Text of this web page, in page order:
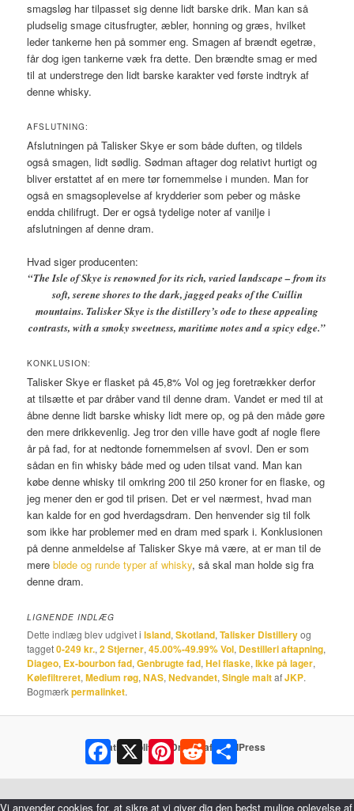
smagsløg har tilpasset sig denne lidt barske drik. Man kan så
pludselig smage citusfrugter, æbler, honning og græs, hvilket
leder tankerne hen på sommer eng. Smagen af brændt egetræ,
får dog igen tankerne væk fra dette. Den brændte smag er med
til at understrege den lidt barske karakter ved første indtryk af
denne whisky.
AFSLUTNING:
Afslutningen på Talisker Skye er som både duften, og tildels
også smagen, lidt sødlig. Sødman aftager dog relativt hurtigt og
bliver erstattet af en mere tør fornemmelse i munden. Man for
også en smagsoplevelse af krydderier som peber og måske
endda chilifrugt. Der er også tydelige noter af vanilje i
afslutningen af denne dram.
Hvad siger producenten:
“The Isle of Skye is renowned for its rich, varied landscape – from its
soft, serene shores to the dark, jagged peaks of the Cuillin
mountains. Talisker Skye is the distillery’s ode to these appealing
contrasts, with a smoky sweetness, maritime notes and a spicy edge.”
KONKLUSION:
Talisker Skye er flasket på 45,8% Vol og jeg foretrækker derfor
at tilsætte et par dråber vand til denne dram. Vandet er med til at
åbne denne lidt barske whisky lidt mere op, og på den måde gøre
den mere drikkevenlig. Jeg tror den ville have godt af nogle flere
år på fad, for at nedtonde fornemmelsen af svovl. Den er som
sådan en fin whisky både med og uden tilsat vand. Man kan
købe denne whisky til omkring 200 til 250 kroner for en flaske, og
jeg mener den er god til prisen. Det er vel nærmest, hvad man
kan kalde for en god hverdagsdram. Den henvender sig til folk
som ikke har problemer med en dram med spark i. Konklusionen
på denne anmeldelse af Talisker Skye må være, at er man til de
merebløde og runde typer af whisky, så skal man holde sig fra
denne dram.
LIGNENDE INDLÆG
Dette indlæg blev udgivet iIsland,Skotland,Talisker Distilleryog
tagget0-249 kr.,2 Stjerner,45.00%-49.99% Vol, Destilleri aftapning,
Diageo, Ex-bourbon fad,Genbrugte fad,Hel flaske,Ikke på lager,
Kølefiltreret,Medium røg,NAS,Nedvandet,Single maltafJKP.
Bogmærkpermalinket.
Privatlivspolitik Drevet af WordPress
Facebook
X PinterestReddit Share
Vi anvender cookies for, at sikre at vi giver dig den bedst mulige oplevelse af